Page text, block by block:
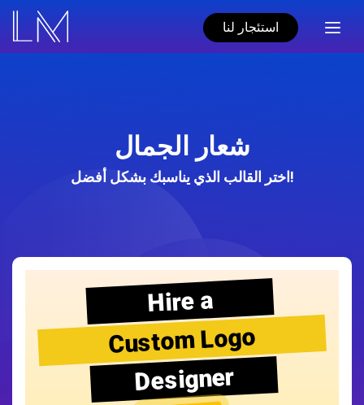
استئجار لنا
شعار الجمال
اختر القالب الذي يناسبك بشكل أفضل!
Hire a
Custom Logo
Designer